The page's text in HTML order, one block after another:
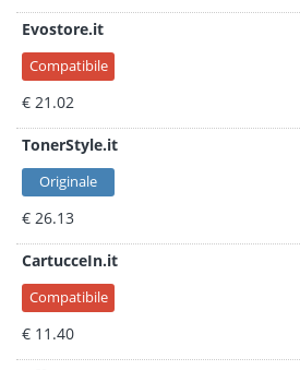
Evostore.it
Compatibile
€ 21.02
TonerStyle.it
Originale
€ 26.13
CartucceIn.it
Compatibile
€ 11.40